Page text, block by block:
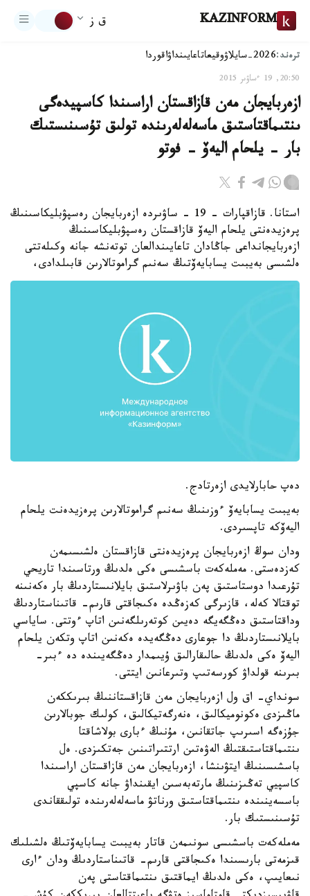
KAZINFORM ق ز
ترەند:2026-سايلاۋ وقيعاتاعايىنداۋاقوردا
20:50, 19 ءساۋىر 2015
ازەربايجان مەن قازاقستان اراسىندا كاسپيدەگى
ىنتىماقتاستىق ماسەلەلەرىندە تولىق تۇسىنىستىك
بار - يلحام اليەۆ - فوتو
استانا. قازاقپارات - 19 - ساۋىردە ازەربايجان رەسپۋبليكاسىنىڭ
پرەزيدەنتى يلحام اليەۆ قازاقستان رەسپۋبليكاسىنىڭ
ازەربايجانداعى جاڭادان تاعايىندالعان توتەنشە جانە وكىلەتتى
ەلشىسى بەيبىت يسابايەۆتىڭ سەنىم گراموتالارىن قابىلدادى،
دەپ حابارلايدى ازەرتادج.
بەيبىت يسابايەۆ ءوزىنىڭ سەنىم گراموتالارىن پرەزيدەنت يلحام
اليەۆكە تاپسىردى.
ودان سوڭ ازەربايجان پرەزيدەنتى قازاقستان ەلشىسىمەن
كەزدەستى. مەملەكەت باسشىسى ەكى ەلدىڭ ورتاسىندا تاريحي
تۇرعىدا دوستاستىق پەن باۋىرلاستىق بايلانىستاردىڭ بار ەكەنىنە
توقتالا كەلە، قازىرگى كەزەڭدە ەكىجاقتى قارىم- قاتىناستاردىڭ
وداقتاستىق دەڭگەيگە دەيىن كوتەرىلگەنىن اتاپ ءوتتى. ساياسي
بايلانىستاردىڭ دا جوعارى دەڭگەيدە ەكەنىن اتاپ وتكەن يلحام
اليەۆ ەكى ەلدىڭ حالىقارالىق ۇيىمدار دەڭگەيىندە دە ءبىر-
بىرىنە قولداۋ كورسەتىپ وتىرعانىن ايتتى.
سونداي- اق ول ازەربايجان مەن قازاقستاننىڭ بىرىككەن
ماڭىزدى ەكونوميكالىق، ەنەرگەتيكالىق، كولىك جوبالارىن
جۇزەگە اسىرىپ جاتقانىن، مۇنىڭ ءبارى بولاشاقتا
ىنتىماقتاستىقتىڭ الەۋەتىن ارتتىراتىنىن جەتكىزدى. ەل
باسشىسىنىڭ ايتۋىنشا، ازەربايجان مەن قازاقستان اراسىندا
كاسپيي تەڭىزىنىڭ مارتەبەسىن ايقىنداۋ جانە كاسپي
باسسەينىندە ىنتىماقتاستىق ورناتۋ ماسەلەلەرىندە تولىققاندى
تۇسىنىستىك بار.
مەملەكەت باسشىسى سونىمەن قاتار بەيبىت يسابايەۆتىڭ ەلشىلىك
قىزمەتى بارىسىندا ەكىجاقتى قارىم- قاتىناستاردىڭ ودان ءارى
نىعايىپ، ەكى ەلدىڭ ايماقتىق ىنتىماقتاستى پەن